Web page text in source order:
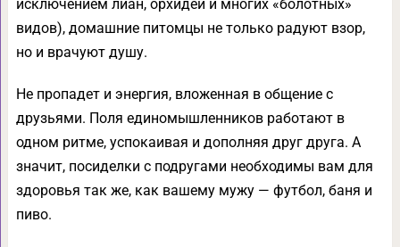
исключением лиан, орхидей и многих «болотных»
видов), домашние питомцы не только радуют взор,
но и врачуют душу.
Не пропадет и энергия, вложенная в общение с
друзьями. Поля единомышленников работают в
одном ритме, успокаивая и дополняя друг друга. А
значит, посиделки с подругами необходимы вам для
здоровья так же, как вашему мужу — футбол, баня и
пиво.